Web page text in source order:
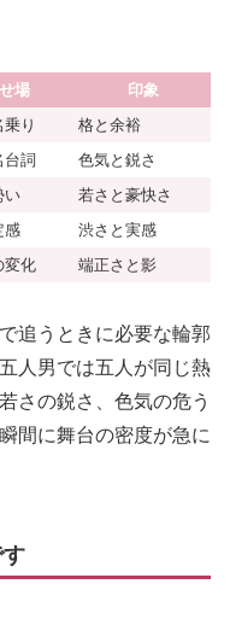
場
印象
り
格と余裕
台詞
色気と鋭さ
い
若さと豪快さ
感
渋さと実感
変化 端正さと影
追うときに必要な輪郭
人男では五人が同じ熱
さの鋭さ、色気の危う
間に舞台の密度が急に